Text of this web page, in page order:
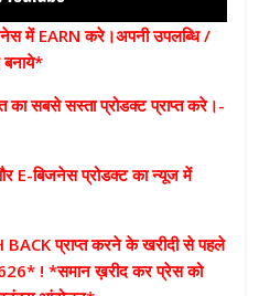
में EARN करे।अपनी उपलब्धि /
सबसे सस्ता प्रोडक्ट प्राप्त करे।-
E-बिजनेस प्रोडक्ट का न्यूज में
प्राप्त करने के खरीदी से पहले
! *समान ख़रीद कर प्रेस को